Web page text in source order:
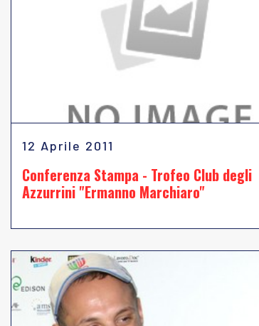
12 Aprile 2011
Conferenza Stampa - Trofeo Club degli
Azzurrini "Ermanno Marchiaro"